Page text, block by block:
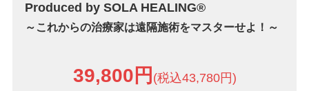
Produced by SOLA HEALING®
～これからの治療家は遠隔施術をマスターせよ！～
39,800円 (税込43,780円)